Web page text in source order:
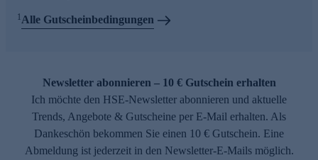
1Alle Gutscheinbedingungen
Newsletter abonnieren – 10 € Gutschein erhalten
Ich möchte den HSE-Newsletter abonnieren und aktuelle
Trends, Angebote & Gutscheine per E-Mail erhalten. Als
Dankeschön bekommen Sie einen 10 € Gutschein. Eine
Abmeldung ist jederzeit in den Newsletter-E-Mails möglich.